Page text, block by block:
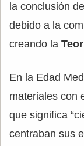
la conclusión
debido a la
creando la
En la Edad
materiales con
que significa
centraban sus